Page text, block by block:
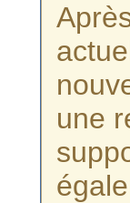
une